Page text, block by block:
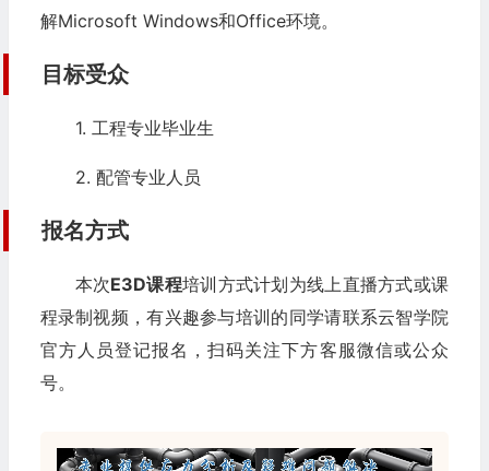
解Microsoft Windows和Office环境。
目标受众
1. 工程专业毕业生
2. 配管专业人员
报名方式
本次E3D课程培训方式计划为线上直播方式或课
程录制视频，有兴趣参与培训的同学请联系云智学院
官方人员登记报名，扫码关注下方客服微信或公众
号。